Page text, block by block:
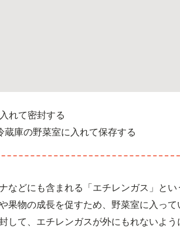
れて密封する
庫の野菜室に入れて保存する
などにも含まれる「エチレンガス」と
果物の成長を促すため、野菜室に入っ
して、エチレンガスが外にもれないよう